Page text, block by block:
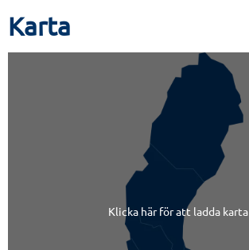
Karta
Klicka här för att ladda karta